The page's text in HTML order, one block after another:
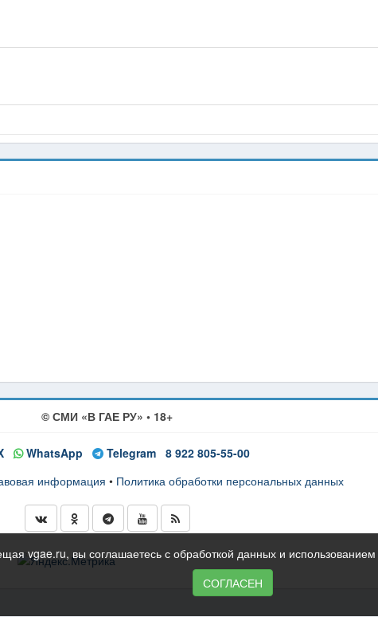
© СМИ «В ГАЕ РУ» • 18+
WhatsApp Telegram
8 922 805-55-00
информация • Политика обработки персональных данных
vgae.ru, вы соглашаетесь с обработкой данных и
СОГЛАСЕН